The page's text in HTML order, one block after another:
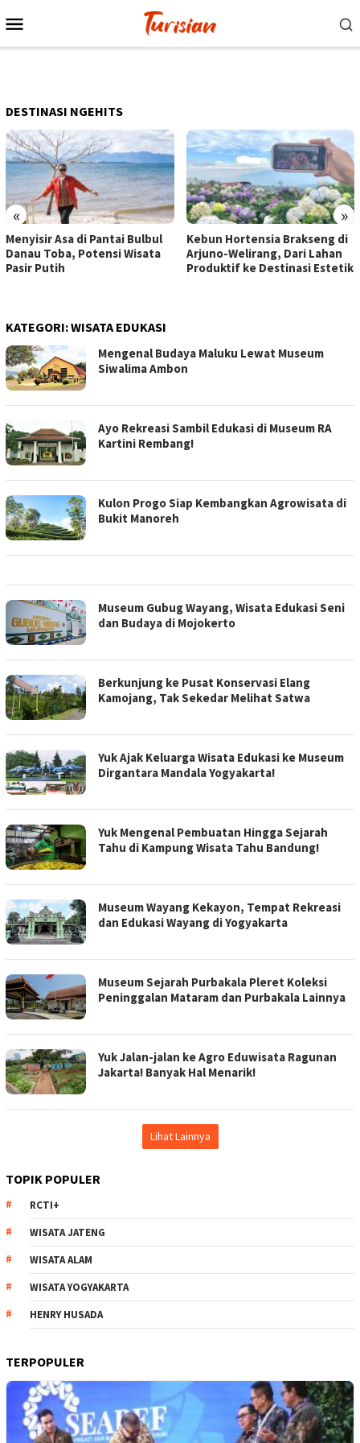
ke
Mobile
DESTINASI NGEHITS
« »
Menyisir Asa di Pantai Bulbul
Danau Toba, Potensi Wisata
Pasir Putih
Kebun Hortensia Brakseng di
Arjuno-Welirang, Dari Lahan
Produktif ke Destinasi Estetik
KATEGORI:WISATA EDUKASI
Mengenal Budaya Maluku Lewat Museum
Siwalima Ambon
Ayo Rekreasi Sambil Edukasi di Museum RA
Kartini Rembang!
Kulon Progo Siap Kembangkan Agrowisata di
Bukit Manoreh
Museum Gubug Wayang, Wisata Edukasi Seni
dan Budaya di Mojokerto
Berkunjung ke Pusat Konservasi Elang
Kamojang, Tak Sekedar Melihat Satwa
Yuk Ajak Keluarga Wisata Edukasi ke Museum
Dirgantara Mandala Yogyakarta!
Yuk Mengenal Pembuatan Hingga Sejarah
Tahu di Kampung Wisata Tahu Bandung!
Museum Wayang Kekayon, Tempat Rekreasi
dan Edukasi Wayang di Yogyakarta
Museum Sejarah Purbakala Pleret Koleksi
Peninggalan Mataram dan Purbakala Lainnya
Yuk Jalan-jalan ke Agro Eduwisata Ragunan
Jakarta! Banyak Hal Menarik!
Lihat Lainnya
TOPIK POPULER
RCTI+
WISATA JATENG
WISATA ALAM
WISATA YOGYAKARTA
HENRY HUSADA
TERPOPULER